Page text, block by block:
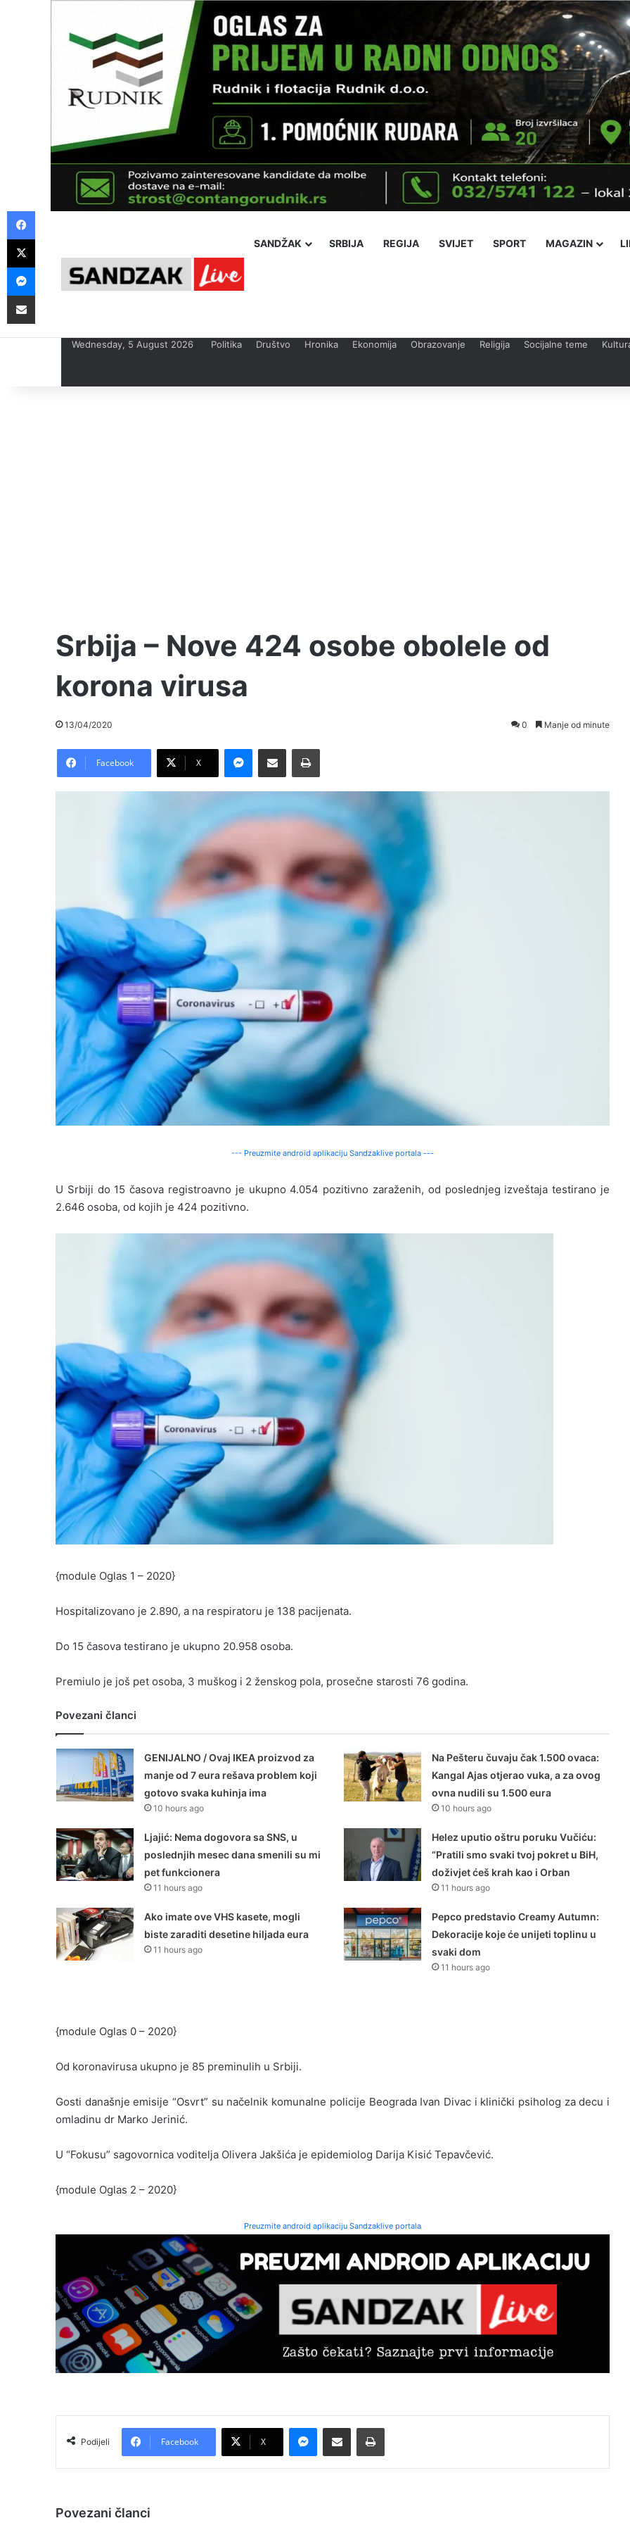
SANDŽAK SRBIJA REGIJA SVIJET SPORT MAGAZIN
Wednesday, 5 August 2026 Politika Društvo Hronika Ekonomija Obrazovanje Religija Socijalne teme
Srbija – Nove 424 osobe obolele od
korona virusa
13/04/2020 0 Manje od minute
Facebook X
Messenger
Pošalji preko E-Maila Printaj
--- Preuzmite android aplikaciju Sandzaklive portala ---
U Srbiji do 15 časova registroavno je ukupno 4.054 pozitivno zaraženih, od poslednjeg izveštaja testirano je
2.646 osoba, od kojih je 424 pozitivno.
{module Oglas 1 – 2020}
Hospitalizovano je 2.890, a na respiratoru je 138 pacijenata.
Do 15 časova testirano je ukupno 20.958 osoba.
Premiulo je još pet osoba, 3 muškog i 2 ženskog pola, prosečne starosti 76 godina.
Povezani članci
GENIJALNO / Ovaj IKEA proizvod za
manje od 7 eura rešava problem koji
gotovo svaka kuhinja ima
10 hours ago
Na Pešteru čuvaju čak 1.500 ovaca:
Kangal Ajas otjerao vuka, a za ovog
ovna nudili su 1.500 eura
10 hours ago
Ljajić: Nema dogovora sa SNS, u
poslednjih mesec dana smenili su mi
pet funkcionera
11 hours ago
Helez uputio oštru poruku Vučiću:
“Pratili smo svaki tvoj pokret u BiH,
doživjet ćeš krah kao i Orban
11 hours ago
Ako imate ove VHS kasete, mogli
biste zaraditi desetine hiljada eura
11 hours ago
Pepco predstavio Creamy Autumn:
Dekoracije koje će unijeti toplinu u
svaki dom
11 hours ago
{module Oglas 0 – 2020}
Od koronavirusa ukupno je 85 preminulih u Srbiji.
Gosti današnje emisije “Osvrt” su načelnik komunalne policije Beograda Ivan Divac i klinički psiholog za decu i
omladinu dr Marko Jerinić.
U “Fokusu” sagovornica voditelja Olivera Jakšića je epidemiolog Darija Kisić Tepavčević.
{module Oglas 2 – 2020}
Preuzmite android aplikaciju Sandzaklive portala
Podijeli Facebook X
Messenger
Pošalji preko E-Maila Printaj
Povezani članci
Facebook
X
Messenger
Pošalji preko E-Maila